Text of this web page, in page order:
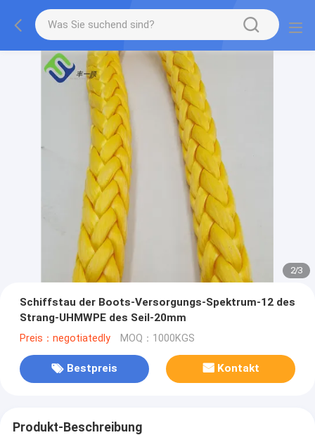
2/3
Schiffstau der Boots-Versorgungs-Spektrum-12 des
Strang-UHMWPE des Seil-20mm
Preis：negotiatedly MOQ：1000KGS
Bestpreis Kontakt
Produkt-Beschreibung